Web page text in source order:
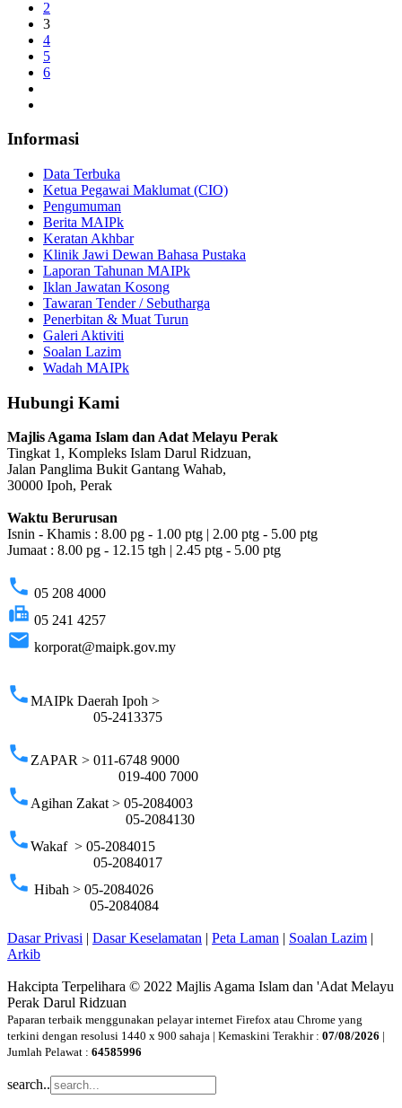
2
3
4
5
6
Informasi
Data Terbuka
Ketua Pegawai Maklumat (CIO)
Pengumuman
Berita MAIPk
Keratan Akhbar
Klinik Jawi Dewan Bahasa Pustaka
Laporan Tahunan MAIPk
Iklan Jawatan Kosong
Tawaran Tender / Sebutharga
Penerbitan & Muat Turun
Galeri Aktiviti
Soalan Lazim
Wadah MAIPk
Hubungi Kami
Majlis Agama Islam dan Adat Melayu Perak
Tingkat 1, Kompleks Islam Darul Ridzuan,
Jalan Panglima Bukit Gantang Wahab,
30000 Ipoh, Perak
Waktu Berurusan
Isnin - Khamis : 8.00 pg - 1.00 ptg | 2.00 ptg - 5.00 ptg
Jumaat : 8.00 pg - 12.15 tgh | 2.45 ptg - 5.00 ptg
phone 05 208 4000
fax 05 241 4257
email korporat@maipk.gov.my
phoneMAIPk Daerah Ipoh >
05-2413375
phoneZAPAR > 011-6748 9000
019-400 7000
phoneAgihan Zakat > 05-2084003
05-2084130
phoneWakaf > 05-2084015
05-2084017
phone Hibah > 05-2084026
05-2084084
Dasar Privasi Dasar Keselamatan Peta Laman Soalan Lazim
Arkib
Hakcipta Terpelihara © 2022 Majlis Agama Islam dan 'Adat Melayu
Perak Darul Ridzuan
Paparan terbaik menggunakan pelayar internet Firefox atau Chrome yang
terkini dengan resolusi 1440 x 900 sahaja | Kemaskini Terakhir : 07/08/2026 |
Jumlah Pelawat : 64585996
search..